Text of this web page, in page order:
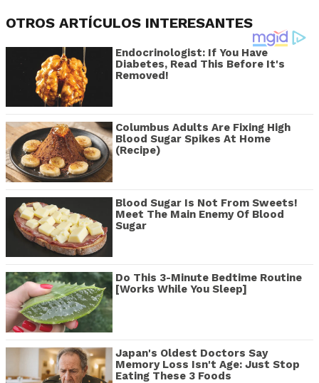
OTROS ARTÍCULOS INTERESANTES
Endocrinologist: If You Have
Diabetes, Read This Before It's
Removed!
Columbus Adults Are Fixing High
Blood Sugar Spikes At Home
(Recipe)
Blood Sugar Is Not From Sweets!
Meet The Main Enemy Of Blood
Sugar
Do This 3-Minute Bedtime Routine
[Works While You Sleep]
Japan's Oldest Doctors Say
Memory Loss Isn't Age: Just Stop
Eating These 3 Foods